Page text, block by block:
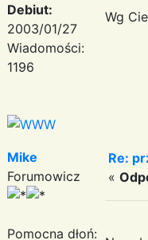
Debiut:
2003/01/27
Wiadomości:
1196
Wg
Mike
Forumowicz
Pomocna dłoń:
Re:
«